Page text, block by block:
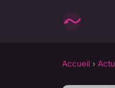
Accueil › Actu